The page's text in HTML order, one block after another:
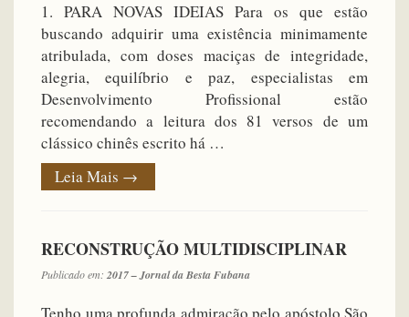
1. PARA NOVAS IDEIAS Para os que estão
buscando adquirir uma existência minimamente
atribulada, com doses maciças de integridade,
alegria, equilíbrio e paz, especialistas em
Desenvolvimento Profissional estão
recomendando a leitura dos 81 versos de um
clássico chinês escrito há …
Leia Mais →
RECONSTRUÇÃO MULTIDISCIPLINAR
Publicado em: 2017 – Jornal da Besta Fubana